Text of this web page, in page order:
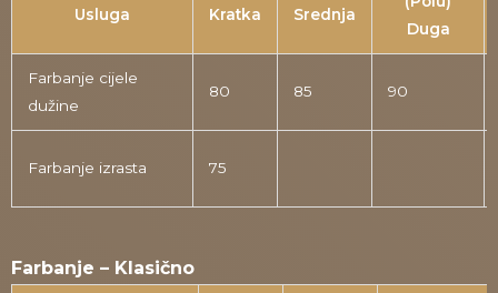
Usluga Kratka Srednja
Duga
Farbanje cijele
dužine
80 85 90
Farbanje izrasta 75
Farbanje – Klasično